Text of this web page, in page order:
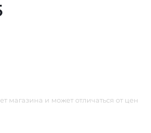
магазина и может отличаться от цен